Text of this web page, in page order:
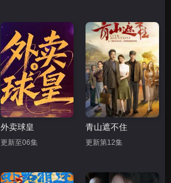
外卖球皇
更新至06集
青山遮不住
更新第12集